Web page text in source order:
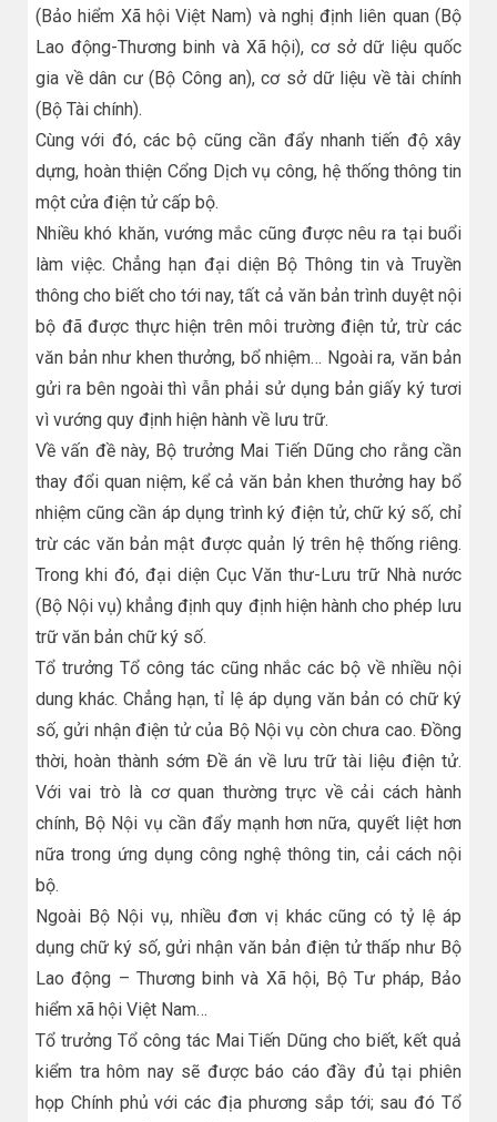
(Bảo hiểm Xã hội Việt Nam) và nghị định liên quan (Bộ
Lao động-Thương binh và Xã hội), cơ sở dữ liệu quốc
gia về dân cư (Bộ Công an), cơ sở dữ liệu về tài chính
(Bộ Tài chính).
Cùng với đó, các bộ cũng cần đẩy nhanh tiến độ xây
dựng, hoàn thiện Cổng Dịch vụ công, hệ thống thông tin
một cửa điện tử cấp bộ.
Nhiều khó khăn, vướng mắc cũng được nêu ra tại buổi
làm việc. Chẳng hạn đại diện Bộ Thông tin và Truyền
thông cho biết cho tới nay, tất cả văn bản trình duyệt nội
bộ đã được thực hiện trên môi trường điện tử, trừ các
văn bản như khen thưởng, bổ nhiệm… Ngoài ra, văn bản
gửi ra bên ngoài thì vẫn phải sử dụng bản giấy ký tươi
vì vướng quy định hiện hành về lưu trữ.
Về vấn đề này, Bộ trưởng Mai Tiến Dũng cho rằng cần
thay đổi quan niệm, kể cả văn bản khen thưởng hay bổ
nhiệm cũng cần áp dụng trình ký điện tử, chữ ký số, chỉ
trừ các văn bản mật được quản lý trên hệ thống riêng.
Trong khi đó, đại diện Cục Văn thư-Lưu trữ Nhà nước
(Bộ Nội vụ) khẳng định quy định hiện hành cho phép lưu
trữ văn bản chữ ký số.
Tổ trưởng Tổ công tác cũng nhắc các bộ về nhiều nội
dung khác. Chẳng hạn, tỉ lệ áp dụng văn bản có chữ ký
số, gửi nhận điện tử của Bộ Nội vụ còn chưa cao. Đồng
thời, hoàn thành sớm Đề án về lưu trữ tài liệu điện tử.
Với vai trò là cơ quan thường trực về cải cách hành
chính, Bộ Nội vụ cần đẩy mạnh hơn nữa, quyết liệt hơn
nữa trong ứng dụng công nghệ thông tin, cải cách nội
bộ.
Ngoài Bộ Nội vụ, nhiều đơn vị khác cũng có tỷ lệ áp
dụng chữ ký số, gửi nhận văn bản điện tử thấp như Bộ
Lao động – Thương binh và Xã hội, Bộ Tư pháp, Bảo
hiểm xã hội Việt Nam…
Tổ trưởng Tổ công tác Mai Tiến Dũng cho biết, kết quả
kiểm tra hôm nay sẽ được báo cáo đầy đủ tại phiên
họp Chính phủ với các địa phương sắp tới; sau đó Tổ